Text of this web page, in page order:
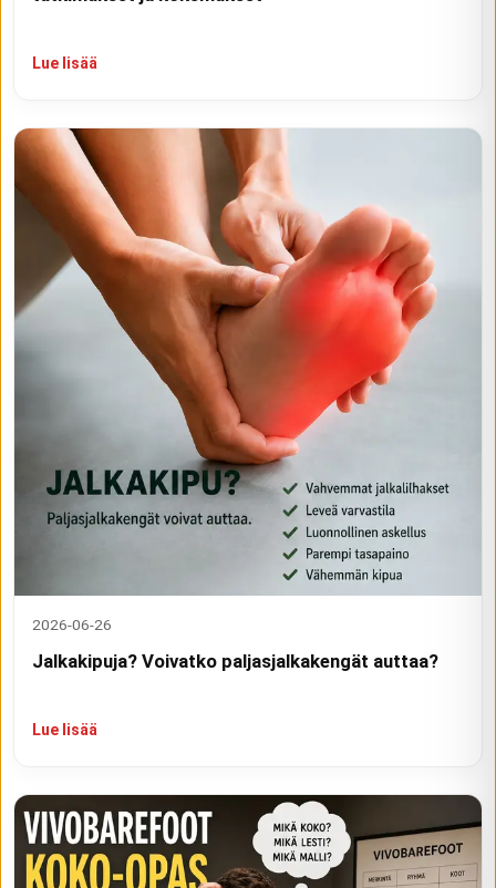
Lue lisää
2026-06-26
Jalkakipuja? Voivatko paljasjalkakengät auttaa?
Lue lisää